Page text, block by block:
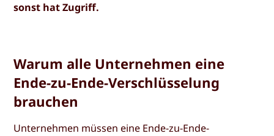
sonst hat Zugriff.
Warum alle Unternehmen eine
Ende-zu-Ende-Verschlüsselung
brauchen
Unternehmen müssen eine Ende-zu-Ende-